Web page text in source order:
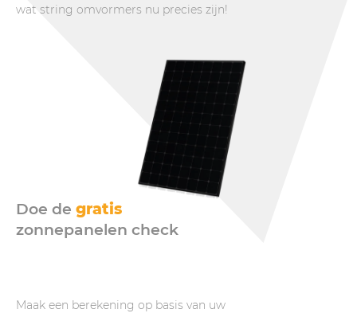
wat string omvormers nu precies zijn!
Doe de gratis
zonnepanelen check
Maak een berekening op basis van uw